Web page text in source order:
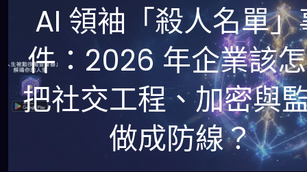
AI 領袖「殺人名單」
件：2026 年企業該
把社交工程、加密與
做成防線？